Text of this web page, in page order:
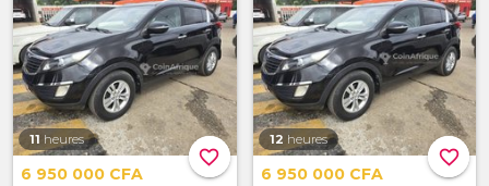
favorite_border
11 heures
6 950 000 CFA
favorite_border
12 heures
6 950 000 CFA